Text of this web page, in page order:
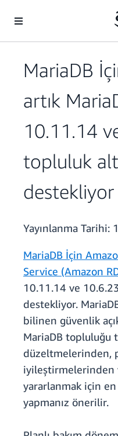
MariaDB
artık
10.11.14
topluluk
destekliyor
Yayınlanma Tarihi:
MariaDB İçin
Service (Amazon
10.11.14 ve
destekliyor.
bilinen güvenlik
MariaDB topluluğu
düzeltmelerinden,
iyileştirmelerinden
yararlanmak için
yapmanız önerilir.